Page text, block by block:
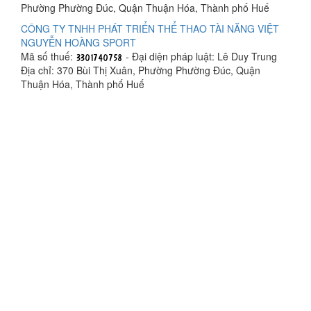
Phường Phường Đúc, Quận Thuận Hóa, Thành phố Huế
CÔNG TY TNHH PHÁT TRIỂN THỂ THAO TÀI NĂNG VIỆT
NGUYỄN HOÀNG SPORT
Mã số thuế:
- Đại diện pháp luật: Lê Duy Trung
Địa chỉ: 370 Bùi Thị Xuân, Phường Phường Đúc, Quận
Thuận Hóa, Thành phố Huế